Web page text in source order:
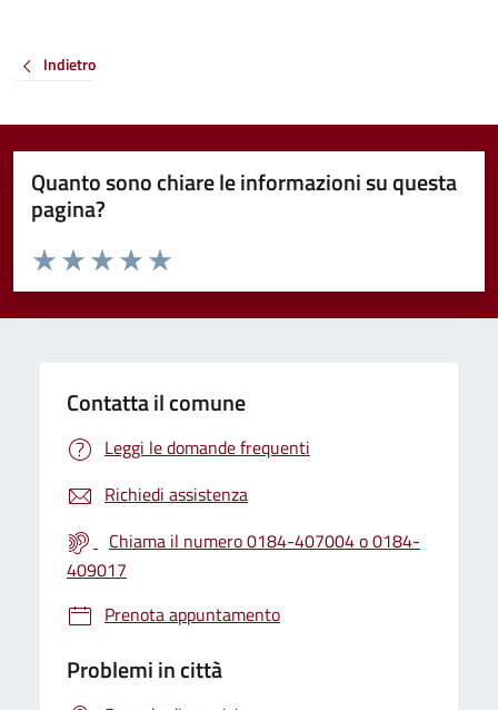
Indietro
Quanto sono chiare le informazioni su questa
pagina?
Valuta da 1 a 5 stelle la pagina
Valuta 5 stelle su 5
Valuta 4 stelle su 5
Valuta 3 stelle su 5
Valuta 2 stelle su 5
Valuta 1 stelle su 5
Contatta il comune
Leggi le domande frequenti
Richiedi assistenza
Chiama il numero 0184-407004 o 0184-
409017
Prenota appuntamento
Problemi in città